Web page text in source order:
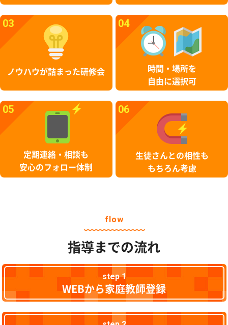
03
ノウハウが詰まった研修会
04
時間・場所を
自由に選択可
05
定期連絡・相談も
安心のフォロー体制
06
生徒さんとの相性も
もちろん考慮
flow
指導までの流れ
step 1
WEBから家庭教師登録